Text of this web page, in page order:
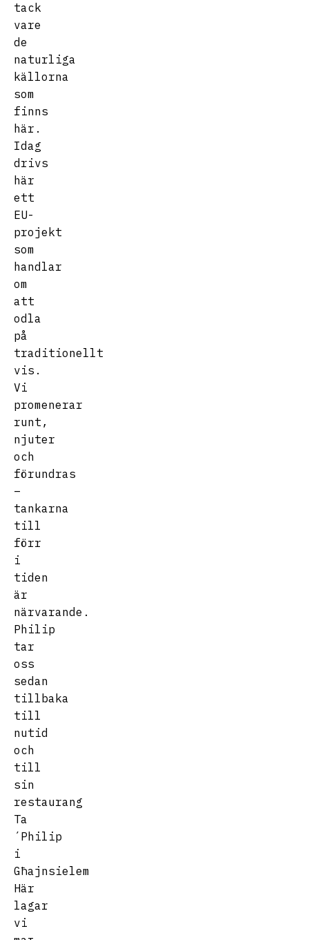
tack
vare
de
naturliga
källorna
som
finns
här.
Idag
drivs
här
ett
EU-
projekt
som
handlar
om
att
odla
på
traditionellt
vis.
Vi
promenerar
runt,
njuter
och
förundras
–
tankarna
till
förr
i
tiden
är
närvarande.
Philip
tar
oss
sedan
tillbaka
till
nutid
och
till
sin
restaurang
Ta
´Philip
i
Għajnsielem
Här
lagar
vi